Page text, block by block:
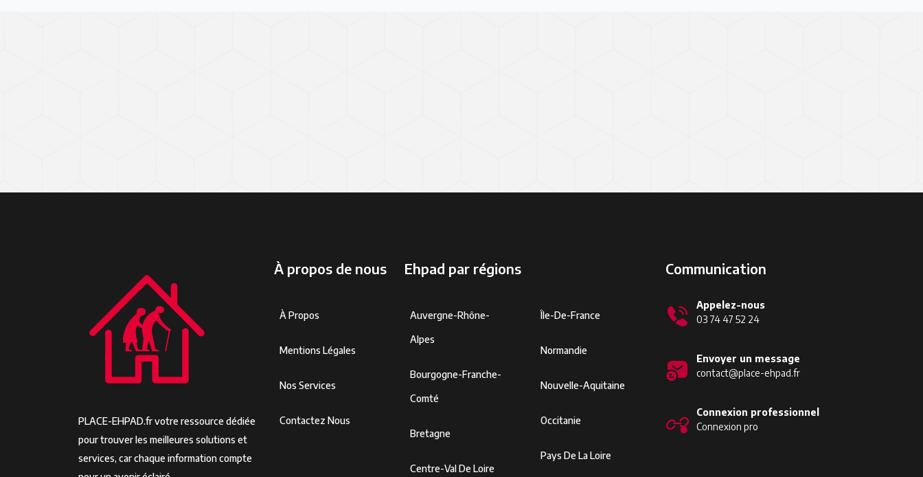
PLACE-EHPAD.fr votre ressource dédiée
pour trouver les meilleures solutions et
services, car chaque information compte
À propos de nous
À Propos
Mentions Légales
Nos Services
Contactez Nous
Ehpad par régions
Auvergne-Rhône-
Alpes
Bourgogne-Franche-
Comté
Bretagne
Centre-Val De Loire
Île-De-France
Normandie
Nouvelle-Aquitaine
Occitanie
Pays De La Loire
Communication
Appelez-nous
03 74 47 52 24
Envoyer un message
contact@place-ehpad.fr
Connexion professionnel
Connexion pro